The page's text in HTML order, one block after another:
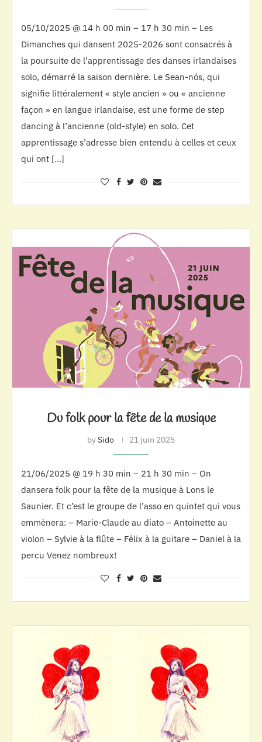
05/10/2025 @ 14 h 00 min – 17 h 30 min – Les
Dimanches qui dansent 2025-2026 sont consacrés à
la poursuite de l’apprentissage des danses irlandaises
solo, démarré la saison dernière. Le Sean-nós, qui
signifie littéralement « style ancien » ou « ancienne
façon » en langue irlandaise, est une forme de step
dancing à l’ancienne (old-style) en solo. Cet
apprentissage s’adresse bien entendu à celles et ceux
qui ont […]
Du folk pour la fête de la musique
bySido 21 juin 2025
21/06/2025 @ 19 h 30 min – 21 h 30 min – On
dansera folk pour la fête de la musique à Lons le
Saunier. Et c’est le groupe de l’asso en quintet qui vous
emmènera: – Marie-Claude au diato – Antoinette au
violon – Sylvie à la flûte – Félix à la guitare – Daniel à la
percu Venez nombreux!